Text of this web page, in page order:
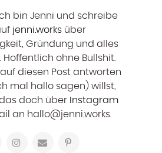
bin Jenni und schreibe
jenni.worksüber
Gründung und alles
Hoffentlich ohne Bullshit.
diesen Post antworten
mal hallo sagen) willst,
doch über Instagram
an hallo@jenni.works.